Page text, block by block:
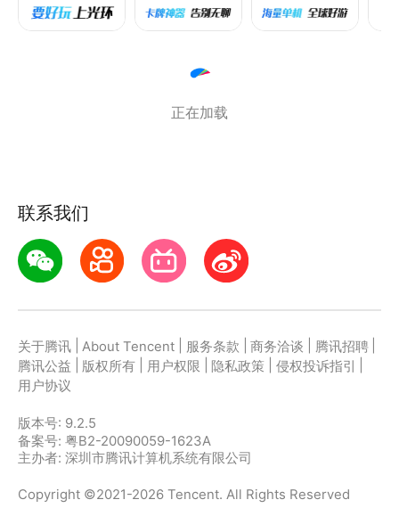
4.游戏视频广场，更高效的游戏资讯获取，好不好玩看
正在加载
联系我们
关于腾讯 About Tencent 服务条款 商务洽谈 腾讯招聘
腾讯公益
版权所有 用户权限 隐私政策 侵权投诉指引
用户协议
版本号: 9.2.5
备案号: 粤B2-20090059-1623A
主办者: 深圳市腾讯计算机系统有限公司
Copyright ©2021-2026 Tencent. All Rights Reserved